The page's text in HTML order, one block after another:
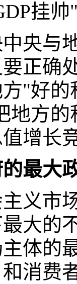
挂
央与
正确
"好
地方
增长
最大
义市
大的
体的
消费